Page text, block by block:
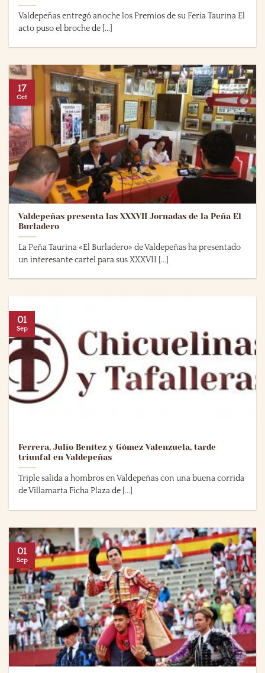
Valdepeñas entregó anoche los Premios de su Feria Taurina El
acto puso el broche de [...]
Valdepeñas presenta las XXXVII Jornadas de la Peña El
Burladero
La Peña Taurina «El Burladero» de Valdepeñas ha presentado
un interesante cartel para sus XXXVII [...]
17
Oct
Ferrera, Julio Benítez y Gómez Valenzuela, tarde
triunfal en Valdepeñas
Triple salida a hombros en Valdepeñas con una buena corrida
de Villamarta Ficha Plaza de [...]
01
Sep
01
Sep